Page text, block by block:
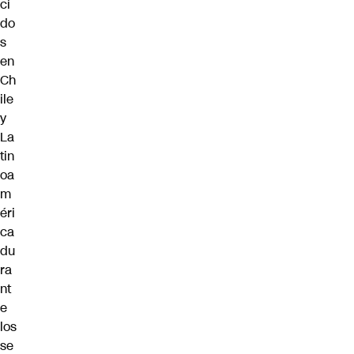
ci
do
s
en
Ch
ile
y
La
tin
oa
m
éri
ca
du
ra
nt
e
los
se